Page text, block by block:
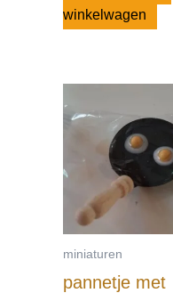
winkelwagen
miniaturen
pannetje met